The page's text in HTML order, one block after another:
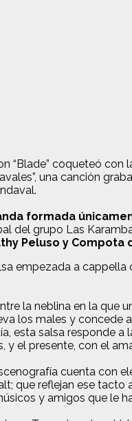
coqueteó con
una canción
formada
del grupo Las
Peluso y Compota
empezada a
la neblina en la que
los males y concede
salsa responde a
el presente, con el
cuenta con
que reflejan ese tacto
y amigos que le